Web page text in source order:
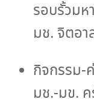
รอบรั้วมห
มช. จิตอา
กิจกรรม-
มช.-มข.